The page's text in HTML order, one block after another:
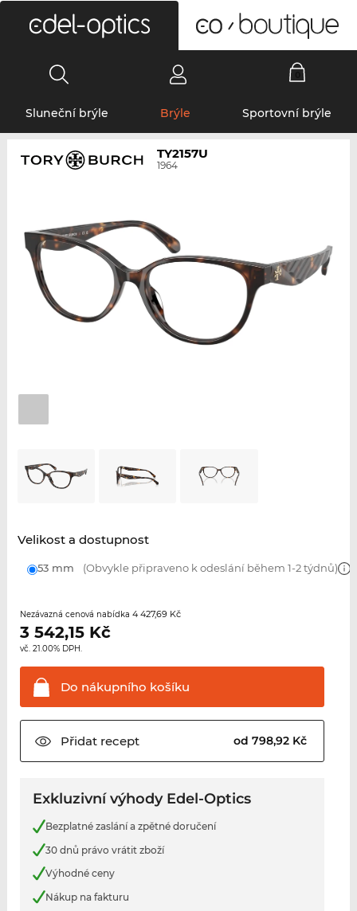
Sluneční brýle Brýle Sportovní brýle
TY2157U
1964
Velikost a dostupnost
53 mm (Obvykle připraveno k odeslání během 1-2 týdnů)
Nezávazná cenová nabídka 4 427,69 Kč
3 542,15Kč
vč. 21.00% DPH.
Do nákupního košíku
Přidatrecept od 798,92 Kč
Exkluzivní výhody Edel-Optics
Bezplatné zaslání a zpětné doručení
30 dnů právo vrátit zboží
Výhodné ceny
Nákup na fakturu